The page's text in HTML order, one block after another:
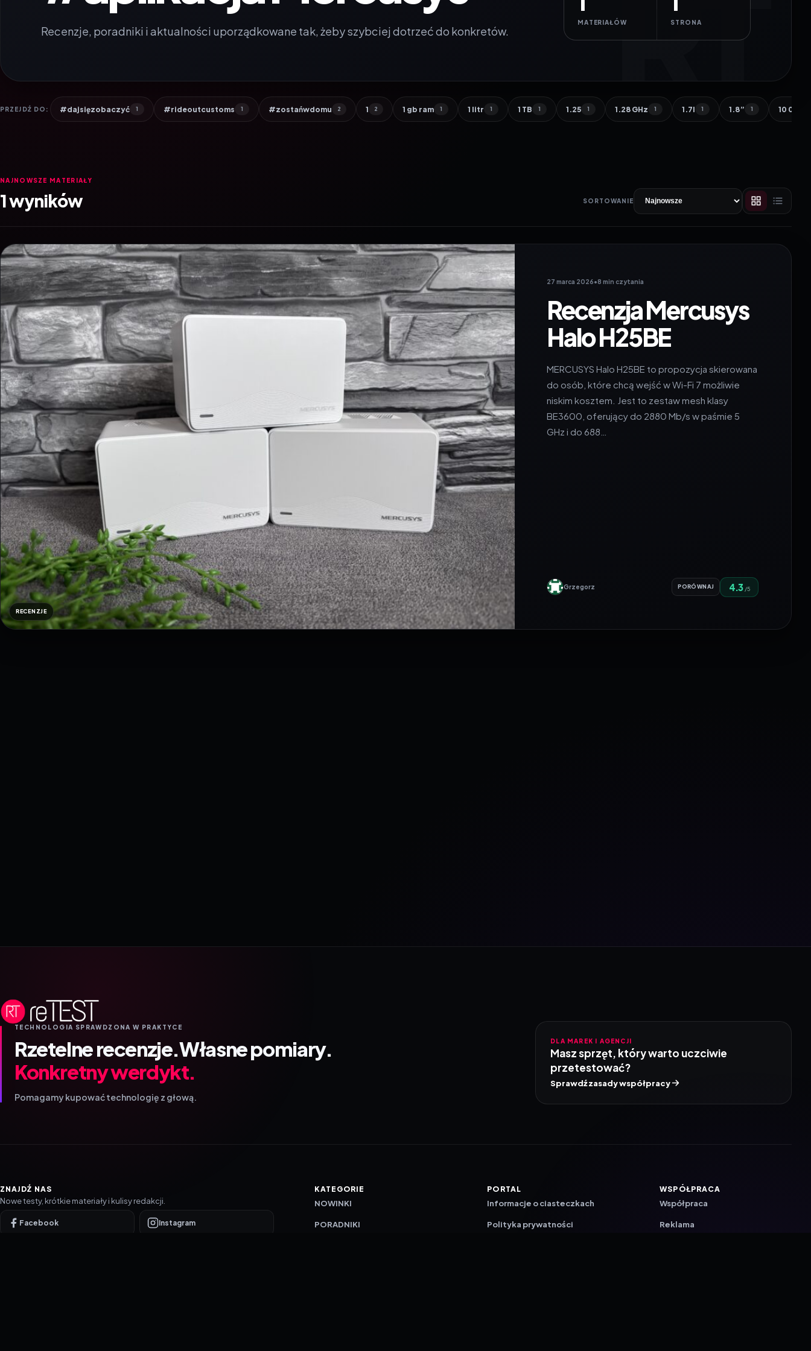
Recenzje, poradniki i aktualności uporządkowane tak, żeby szybciej dotrzeć do konkretów.
MATERIAŁÓW STRONA
PRZEJDŹ DO: #dajsięzobaczyć 1 #rideoutcustoms 1 #zostańwdomu 2 1 2 1 gb ram 1 1 litr 1 1 TB 1 1.25 1 1.28 GHz 1 1.7l 1 1.8” 1 10 000
NAJNOWSZE MATERIAŁY
1 wyników SORTOWANIE
RECENZJE
27 marca 2026•8 min czytania
Recenzja Mercusys
Halo H25BE
MERCUSYS Halo H25BE to propozycja skierowana
do osób, które chcą wejść w Wi-Fi 7 możliwie
niskim kosztem. Jest to zestaw mesh klasy
BE3600, oferujący do 2880 Mb/s w paśmie 5
GHz i do 688…
Grzegorz PORÓWNAJ 4.3 /5
TECHNOLOGIA SPRAWDZONA W PRAKTYCE
Rzetelne recenzje.Własne pomiary.
Konkretny werdykt.
Pomagamy kupować technologię z głową.
DLA MAREK I AGENCJI
Masz sprzęt, który warto uczciwie
przetestować?
Sprawdź zasady współpracy
ZNAJDŹ NAS
Nowe testy, krótkie materiały i kulisy redakcji.
Facebook Instagram
KATEGORIE
NOWINKI
PORADNIKI
PORTAL
Informacje o ciasteczkach
Polityka prywatności
WSPÓŁPRACA
Współpraca
Reklama